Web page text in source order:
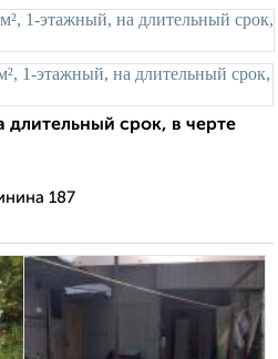
срок, в черте
187